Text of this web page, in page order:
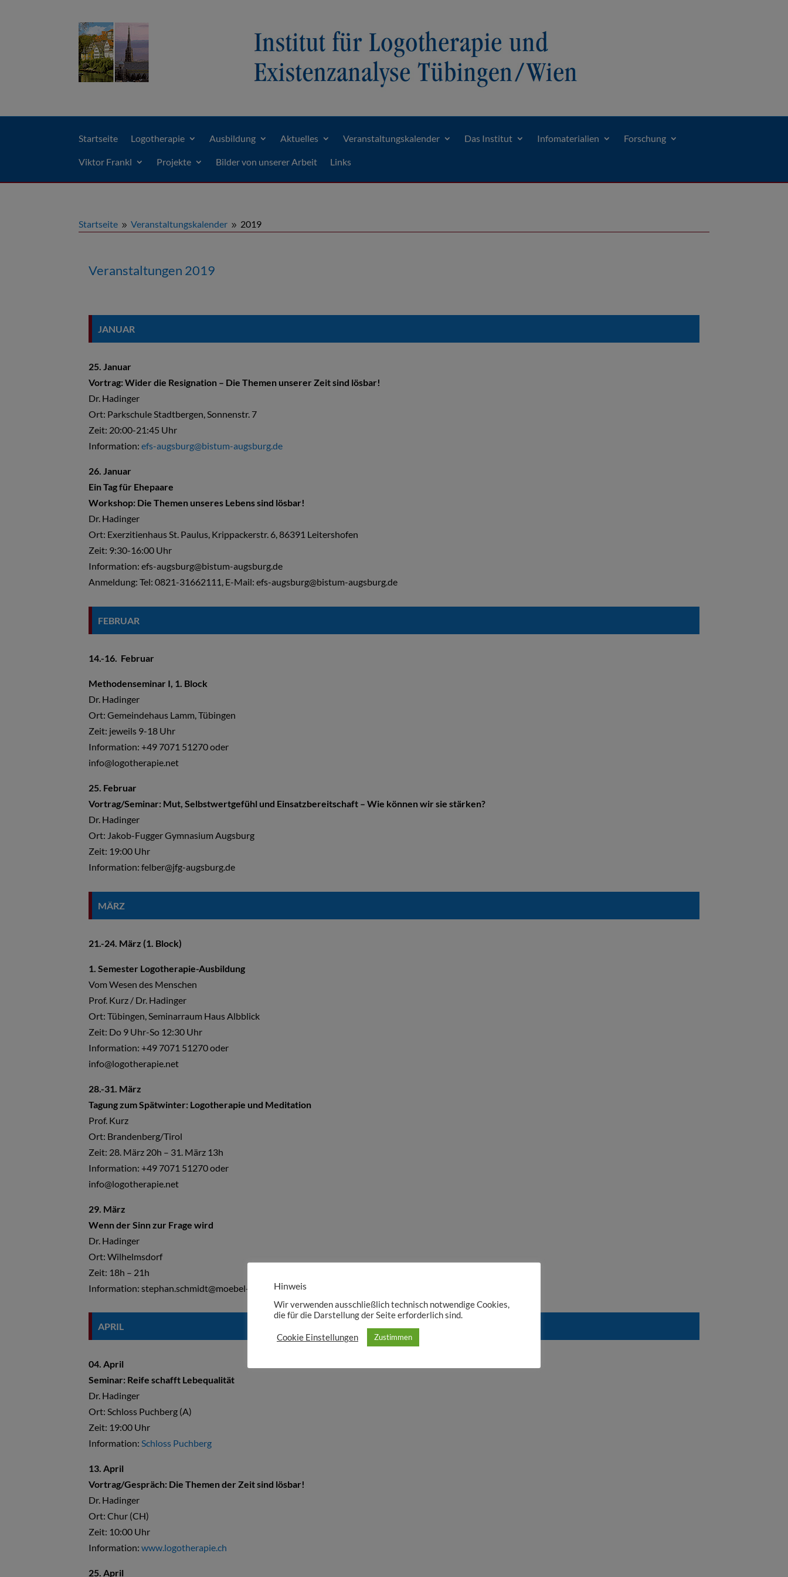
Startseite Logotherapie Ausbildung Aktuelles Veranstaltungskalender Das Institut Infomaterialien Forschung
Viktor Frankl Projekte Bilder von unserer Arbeit Links
Startseite 9 Veranstaltungskalender 9 2019
Veranstaltungen 2019
JANUAR
25. Januar
Vortrag: Wider die Resignation – Die Themen unserer Zeit sind lösbar!
Dr. Hadinger
Ort: Parkschule Stadtbergen, Sonnenstr. 7
Zeit: 20:00-21:45 Uhr
Information:efs-augsburg@bistum-augsburg.de
26. Januar
Ein Tag für Ehepaare
Workshop: Die Themen unseres Lebens sind lösbar!
Dr. Hadinger
Ort: Exerzitienhaus St. Paulus, Krippackerstr. 6, 86391 Leitershofen
Zeit: 9:30-16:00 Uhr
Information: efs-augsburg@bistum-augsburg.de
Anmeldung: Tel: 0821-31662111, E-Mail: efs-augsburg@bistum-augsburg.de
FEBRUAR
14.-16. Februar
Methodenseminar I, 1. Block
Dr. Hadinger
Ort: Gemeindehaus Lamm, Tübingen
Zeit: jeweils 9-18 Uhr
Information: +49 7071 51270 oder
info@logotherapie.net
25. Februar
Vortrag/Seminar: Mut, Selbstwertgefühl und Einsatzbereitschaft – Wie können wir sie stärken?
Dr. Hadinger
Ort: Jakob-Fugger Gymnasium Augsburg
Zeit: 19:00 Uhr
Information: felber@jfg-augsburg.de
MÄRZ
21.-24. März (1. Block)
1. Semester Logotherapie-Ausbildung
Vom Wesen des Menschen
Prof. Kurz / Dr. Hadinger
Ort: Tübingen, Seminarraum Haus Albblick
Zeit: Do 9 Uhr-So 12:30 Uhr
Information: +49 7071 51270 oder
info@logotherapie.net
28.-31. März
Tagung zum Spätwinter: Logotherapie und Meditation
Prof. Kurz
Ort: Brandenberg/Tirol
Zeit: 28. März 20h – 31. März 13h
Information: +49 7071 51270 oder
info@logotherapie.net
29. März
Wenn der Sinn zur Frage wird
Dr. Hadinger
Ort: Wilhelmsdorf
Zeit: 18h – 21h
Information: stephan.schmidt@moebel-schmiede.com
APRIL
04. April
Seminar: Reife schafft Lebequalität
Dr. Hadinger
Ort: Schloss Puchberg (A)
Zeit: 19:00 Uhr
Information:Schloss Puchberg
13. April
Vortrag/Gespräch: Die Themen der Zeit sind lösbar!
Dr. Hadinger
Ort: Chur (CH)
Zeit: 10:00 Uhr
Information:www.logotherapie.ch
25. April
Hinweis
Wir verwenden ausschließlich technisch notwendige Cookies,
die für die Darstellung der Seite erforderlich sind.
Cookie Einstellungen Zustimmen